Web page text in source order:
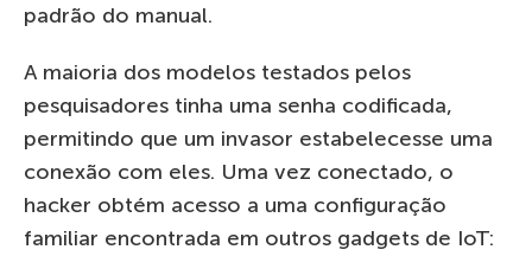
padrão do manual.
A maioria dos modelos testados pelos
pesquisadores tinha uma senha codificada,
permitindo que um invasor estabelecesse uma
conexão com eles. Uma vez conectado, o
hacker obtém acesso a uma configuração
familiar encontrada em outros gadgets de IoT: